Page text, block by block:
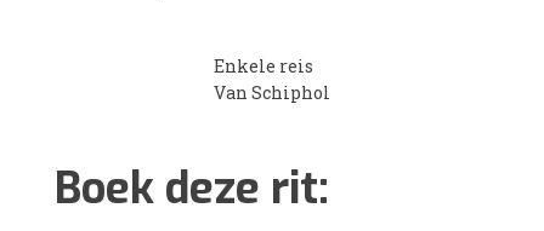
Enkele reis
Van Schiphol
Boek deze rit: